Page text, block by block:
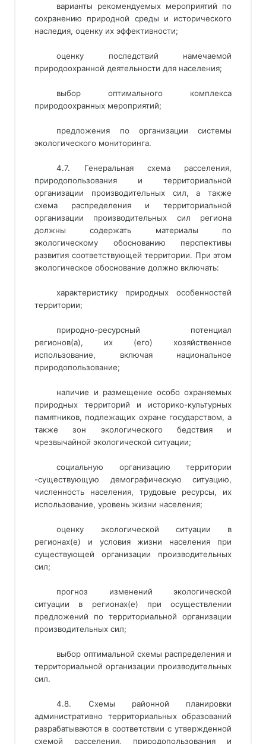
варианты рекомендуемых мероприятий по
сохранению природной среды и исторического
наследия, оценку их эффективности;
оценку последствий намечаемой
природоохранной деятельности для населения;
выбор оптимального комплекса
природоохранных мероприятий;
предложения по организации системы
экологического мониторинга.
4.7. Генеральная схема расселения,
природопользования и территориальной
организации производительных сил, а также
схема распределения и территориальной
организации производительных сил региона
должны содержать материалы по
экологическому обоснованию перспективы
развития соответствующей территории. При этом
экологическое обоснование должно включать:
характеристику природных особенностей
территории;
природно-ресурсный потенциал
регионов(а), их (его) хозяйственное
использование, включая национальное
природопользование;
наличие и размещение особо охраняемых
природных территорий и историко-культурных
памятников, подлежащих охране государством, а
также зон экологического бедствия и
чрезвычайной экологической ситуации;
социальную организацию территории
-существующую демографическую ситуацию,
численность населения, трудовые ресурсы, их
использование, уровень жизни населения;
оценку экологической ситуации в
регионах(е) и условия жизни населения при
существующей организации производительных
сил;
прогноз изменений экологической
ситуации в регионах(е) при осуществлении
предложений по территориальной организации
производительных сил;
выбор оптимальной схемы распределения и
территориальной организации производительных
сил.
4.8. Схемы районной планировки
административно территориальных образований
разрабатываются в соответствии с утвержденной
схемой расселения, природопользования и